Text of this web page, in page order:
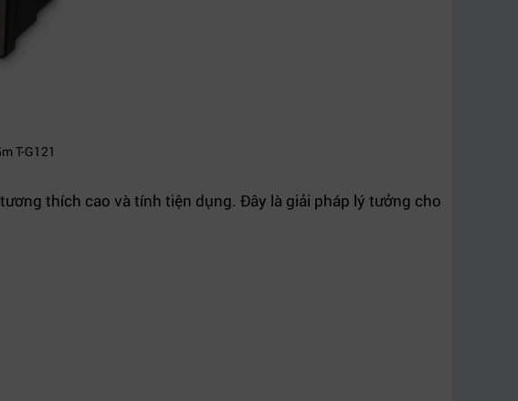
T-G121
thích cao và tính tiện dụng. Đây là giải pháp lý tưởng cho